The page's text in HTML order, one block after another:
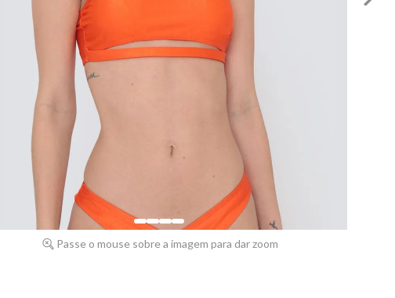
Passe o mouse sobre a imagem para dar zoom